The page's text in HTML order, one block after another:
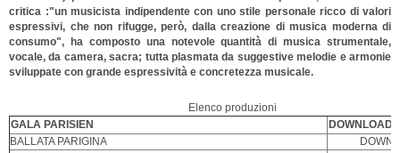
critica :"un musicista indipendente con uno stile personale ricco di valori
espressivi, che non rifugge, però, dalla creazione di musica moderna di
consumo", ha composto una notevole quantità di musica strumentale,
vocale, da camera, sacra; tutta plasmata da suggestive melodie e armonie
sviluppate con grande espressività e concretezza musicale.
Elenco produzioni
GALA PARISIEN
DOWNLOAD
BALLATA PARIGINA